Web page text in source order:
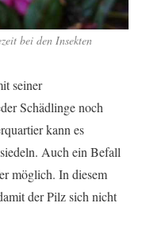
bei den Insekten
seiner
Schädlinge noch
kann es
Auch ein Befall
möglich. In diesem
der Pilz sich nicht